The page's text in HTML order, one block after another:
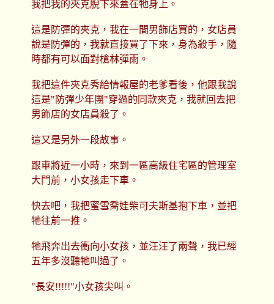
我把我的夾克脫下來蓋在牠身上。
這是防彈的夾克，我在一間男飾店買的，女店員
說是防彈的，我就直接買了下來，身為殺手，隨
時都有可以面對槍林彈雨。
我把這件夾克秀給情報屋的老爹看後，他跟我說
這是"防彈少年團"穿過的同款夾克，我就回去把
男飾店的女店員殺了。
這又是另外一段故事。
跟車將近一小時，來到一區高級住宅區的管理室
大門前，小女孩走下車。
快去吧，我把蜜雪喬娃柴可夫斯基抱下車，並把
牠往前一推。
牠飛奔出去衝向小女孩，並汪汪了兩聲，我已經
五年多沒聽牠叫過了。
"長安!!!!!"小女孩尖叫。